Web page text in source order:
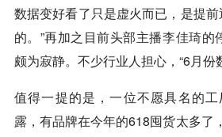
数据变好看了只是虚火而已，是提
的。”再加之目前头部主播李佳琦的
颇为寂静。不少行业人担心，“6月份
值得一提的是，一位不愿具名的
露，有品牌在今年的618囤货太多了